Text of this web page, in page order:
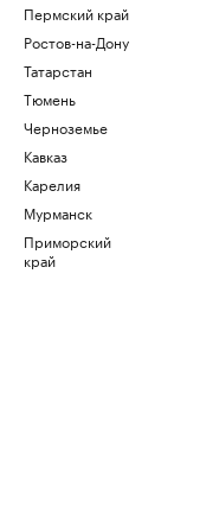
Пермский край
Ростов-на-Дону
Татарстан
Тюмень
Черноземье
Кавказ
Карелия
Мурманск
Приморский
край